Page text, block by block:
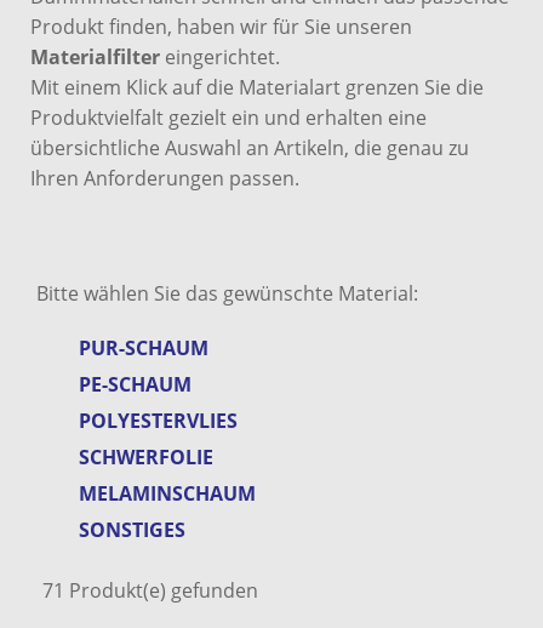
Produkt finden, haben wir für Sie unseren
Materialfilter eingerichtet.
Mit einem Klick auf die Materialart grenzen Sie die
Produktvielfalt gezielt ein und erhalten eine
übersichtliche Auswahl an Artikeln, die genau zu
Ihren Anforderungen passen.
Bitte wählen Sie das gewünschte Material:
PUR-SCHAUM
PE-SCHAUM
POLYESTERVLIES
SCHWERFOLIE
MELAMINSCHAUM
SONSTIGES
71 Produkt(e) gefunden